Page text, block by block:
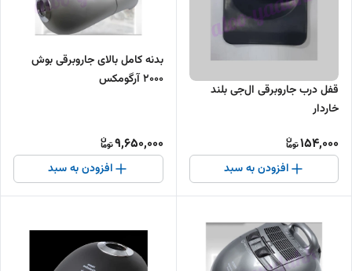
قفل درب جاروبرقی ال‌جی بلند
خاردار
154,000
افزودن به سبد
بدنه کامل بالای جاروبرقی بوش
۲۰۰۰ آرگومکس
9,650,000
افزودن به سبد